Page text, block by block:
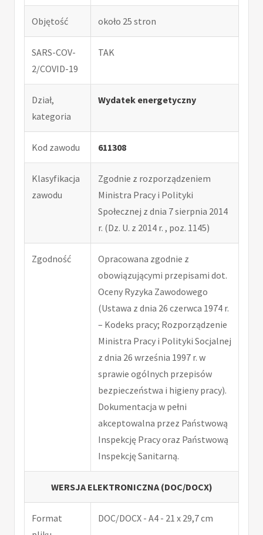
Objętość około 25 stron
SARS-COV-
2/COVID-19
TAK
Dział,
kategoria
Wydatek energetyczny
Kod zawodu 611308
Klasyfikacja
zawodu
Zgodnie z rozporządzeniem
Ministra Pracy i Polityki
Społecznej z dnia 7 sierpnia 2014
r. (Dz. U. z 2014 r. , poz. 1145)
Zgodność
Opracowana zgodnie z
obowiązującymi przepisami dot.
Oceny Ryzyka Zawodowego
(Ustawa z dnia 26 czerwca 1974 r.
– Kodeks pracy; Rozporządzenie
Ministra Pracy i Polityki Socjalnej
z dnia 26 września 1997 r. w
sprawie ogólnych przepisów
bezpieczeństwa i higieny pracy).
Dokumentacja w pełni
akceptowalna przez Państwową
Inspekcję Pracy oraz Państwową
Inspekcję Sanitarną.
WERSJA ELEKTRONICZNA (DOC/DOCX)
Format
DOC/DOCX - A4 - 21 x 29,7 cm